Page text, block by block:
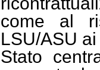
come al
LSU/ASU
Stato